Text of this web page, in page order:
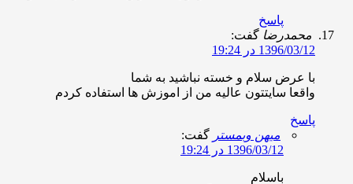
محمدرضا گفت:
03/12 در 19:24
عرض سلام و خسته نباشید به شما
سایتتون عالیه من از اموزش ها استفاده کردم
میهن وبمستر گفت:
1396/03/12 در 19:24